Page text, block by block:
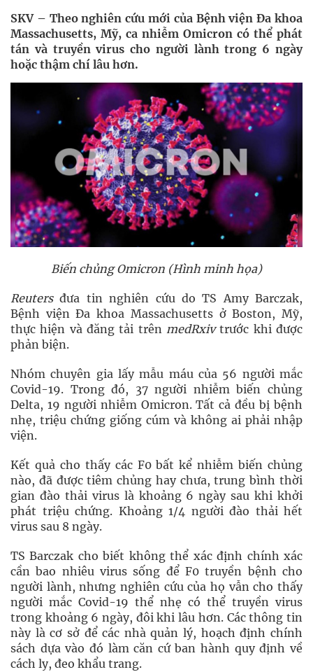
SKV – Theo nghiên cứu mới của Bệnh viện Đa khoa
Massachusetts, Mỹ, ca nhiễm Omicron có thể phát
tán và truyền virus cho người lành trong 6 ngày
hoặc thậm chí lâu hơn.
Biến chủng Omicron (Hình minh họa)
Reutersđưa tin nghiên cứu do TS Amy Barczak,
Bệnh viện Đa khoa Massachusetts ở Boston, Mỹ,
thực hiện và đăng tải trên medRxivtrước khi được
phản biện.
Nhóm chuyên gia lấy mẫu máu của 56 người mắc
Covid-19. Trong đó, 37 người nhiễm biến chủng
Delta, 19 người nhiễm Omicron. Tất cả đều bị bệnh
nhẹ, triệu chứng giống cúm và không ai phải nhập
viện.
Kết quả cho thấy các F0 bất kể nhiễm biến chủng
nào, đã được tiêm chủng hay chưa, trung bình thời
gian đào thải virus là khoảng 6 ngày sau khi khởi
phát triệu chứng. Khoảng 1/4 người đào thải hết
virus sau 8 ngày.
TS Barczak cho biết không thể xác định chính xác
cần bao nhiêu virus sống để F0 truyền bệnh cho
người lành, nhưng nghiên cứu của họ vẫn cho thấy
người mắc Covid-19 thể nhẹ có thể truyền virus
trong khoảng 6 ngày, đôi khi lâu hơn. Các thông tin
này là cơ sở để các nhà quản lý, hoạch định chính
sách dựa vào đó làm căn cứ ban hành quy định về
cách ly, đeo khẩu trang.